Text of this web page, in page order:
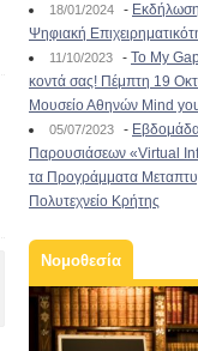
18/01/2024 -
Ψηφιακή
11/10/2023 - To My
κοντά σας! Πέμπτη 19
Μουσείο Αθηνών Mind
05/07/2023 -
Παρουσιάσεων «Virtual
τα Προγράμματα
Πολυτεχνείο Κρήτης
Νομοθεσία